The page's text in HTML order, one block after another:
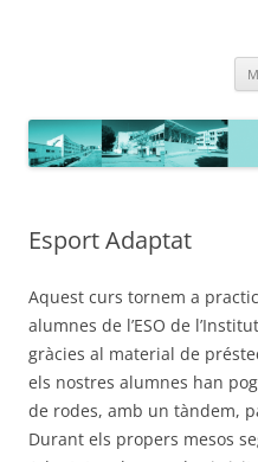
Esport Adaptat
Aquest curs tornem a
alumnes de l’ESO de
gràcies al material de
els nostres alumnes han
de rodes, amb un tàndem,
Durant els propers mesos